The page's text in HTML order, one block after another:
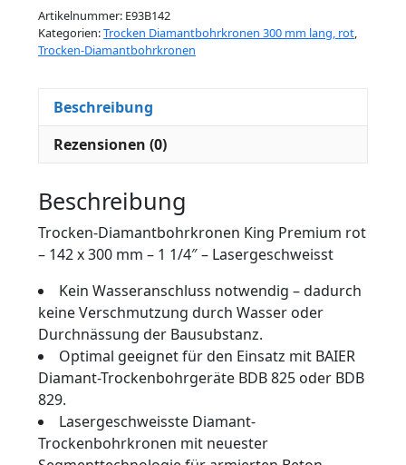
Artikelnummer: E93B142
Kategorien:Trocken Diamantbohrkronen 300 mm lang, rot,
Trocken-Diamantbohrkronen
Beschreibung
Rezensionen (0)
Beschreibung
Trocken-Diamantbohrkronen King Premium rot
– 142 x 300 mm – 1 1/4″ – Lasergeschweisst
Kein Wasseranschluss notwendig – dadurch
keine Verschmutzung durch Wasser oder
Durchnässung der Bausubstanz.
Optimal geeignet für den Einsatz mit BAIER
Diamant-Trockenbohrgeräte BDB 825 oder BDB
829.
Lasergeschweisste Diamant-
Trockenbohrkronen mit neuester